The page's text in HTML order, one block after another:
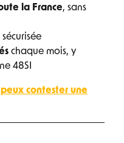
la France, sans
chaque mois, y
48SI
contester une